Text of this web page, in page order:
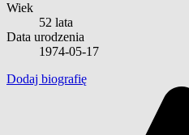
Wiek
52 lata
Data urodzenia
1974-05-17
Dodaj biografię